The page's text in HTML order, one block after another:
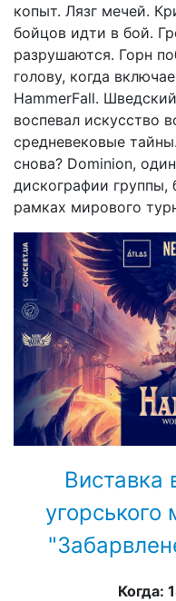
копыт. Лязг мечей.
бойцов идти в бой.
разрушаются. Горн
голову, когда
HammerFall.
воспевал искусство
средневековые
снова? Dominion,
дискографии группы,
рамках мирового
Виставка
Когда: